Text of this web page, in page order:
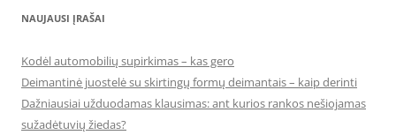
NAUJAUSI ĮRAŠAI
Kodėl automobilių supirkimas – kas gero
Deimantinė juostelė su skirtingų formų deimantais – kaip derinti
Dažniausiai užduodamas klausimas: ant kurios rankos nešiojamas
sužadėtuvių žiedas?